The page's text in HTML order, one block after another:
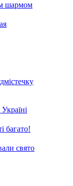
шармом
багато!
свято